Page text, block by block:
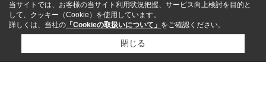
当サイトでは、お客様の当サイト利用状況把握、サービス向上検討を目的と
して、クッキー（Cookie）を使用しています。
詳しくは、当社の 「Cookieの取扱いについて」 をご確認ください。
閉じる